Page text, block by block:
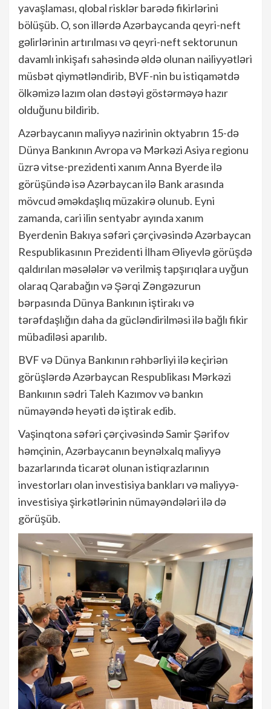
yavaşlaması, qlobal risklər barədə fikirlərini
bölüşüb. O, son illərdə Azərbaycanda qeyri-neft
gəlirlərinin artırılması və qeyri-neft sektorunun
davamlı inkişafı sahəsində əldə olunan nailiyyətləri
müsbət qiymətləndirib, BVF-nin bu istiqamətdə
ölkəmizə lazım olan dəstəyi göstərməyə hazır
olduğunu bildirib.
Azərbaycanın maliyyə nazirinin oktyabrın 15-də
Dünya Bankının Avropa və Mərkəzi Asiya regionu
üzrə vitse-prezidenti xanım Anna Byerde ilə
görüşündə isə Azərbaycan ilə Bank arasında
mövcud əməkdaşlıq müzakirə olunub. Eyni
zamanda, cari ilin sentyabr ayında xanım
Byerdenin Bakıya səfəri çərçivəsində Azərbaycan
Respublikasının Prezidenti İlham Əliyevlə görüşdə
qaldırılan məsələlər və verilmiş tapşırıqlara uyğun
olaraq Qarabağın və Şərqi Zəngəzurun
bərpasında Dünya Bankının iştirakı və
tərəfdaşlığın daha da gücləndirilməsi ilə bağlı fikir
mübadiləsi aparılıb.
BVF və Dünya Bankının rəhbərliyi ilə keçiriən
görüşlərdə Azərbaycan Respublikası Mərkəzi
Bankıının sədri Taleh Kazımov və bankın
nümayəndə heyəti də iştirak edib.
Vaşinqtona səfəri çərçivəsində Samir Şərifov
həmçinin, Azərbaycanın beynəlxalq maliyyə
bazarlarında ticarət olunan istiqrazlarının
investorları olan investisiya bankları və maliyyə-
investisiya şirkətlərinin nümayəndələri ilə də
görüşüb.